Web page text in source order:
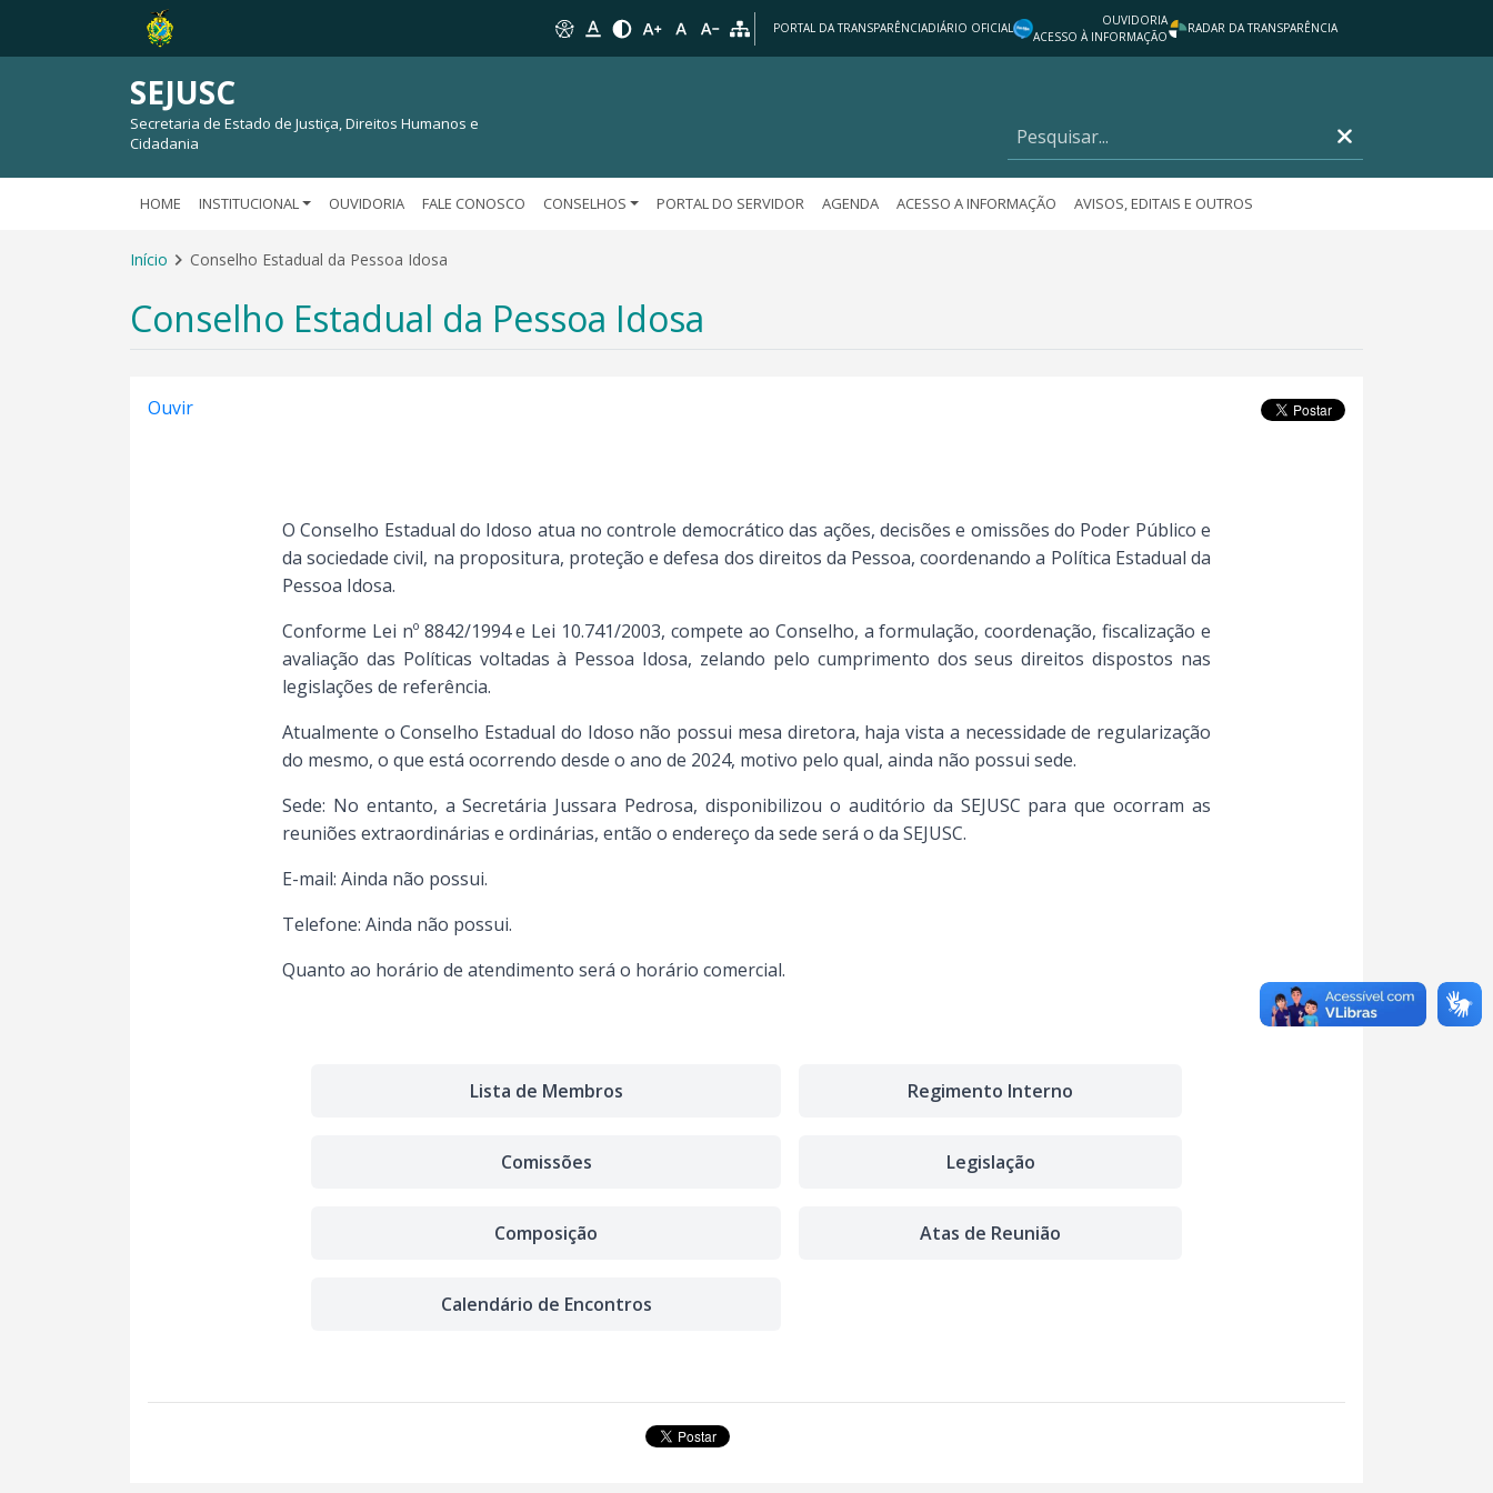
PORTAL DA TRANSPARÊNCIADIÁRIO OFICIAL
OUVIDORIA
ACESSO À INFORMAÇÃO
RADAR DA TRANSPARÊNCIA
SEJUSC
Secretaria de Estado de Justiça, Direitos Humanos e
Cidadania
HOME INSTITUCIONAL OUVIDORIA FALE CONOSCO CONSELHOS PORTAL DO SERVIDOR AGENDA ACESSO A INFORMAÇÃO AVISOS, EDITAIS E OUTROS
Início Conselho Estadual da Pessoa Idosa
Conselho Estadual da Pessoa Idosa
Ouvir
O Conselho Estadual do Idoso atua no controle democrático das ações, decisões e omissões do Poder Público e
da sociedade civil, na propositura, proteção e defesa dos direitos da Pessoa, coordenando a Política Estadual da
Pessoa Idosa.
Conforme Lei nº 8842/1994 e Lei 10.741/2003, compete ao Conselho, a formulação, coordenação, fiscalização e
avaliação das Políticas voltadas à Pessoa Idosa, zelando pelo cumprimento dos seus direitos dispostos nas
legislações de referência.
Atualmente o Conselho Estadual do Idoso não possui mesa diretora, haja vista a necessidade de regularização
do mesmo, o que está ocorrendo desde o ano de 2024, motivo pelo qual, ainda não possui sede.
Sede: No entanto, a Secretária Jussara Pedrosa, disponibilizou o auditório da SEJUSC para que ocorram as
reuniões extraordinárias e ordinárias, então o endereço da sede será o da SEJUSC.
E-mail: Ainda não possui.
Telefone: Ainda não possui.
Quanto ao horário de atendimento será o horário comercial.
Lista de Membros Regimento Interno
Comissões Legislação
Composição Atas de Reunião
Calendário de Encontros